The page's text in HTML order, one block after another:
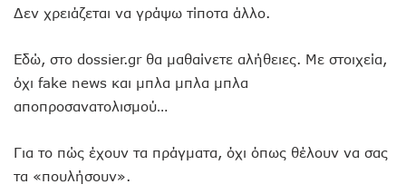
Δεν χρειάζεται να γράψω τίποτα άλλο.
Εδώ, στο dossier.gr θα μαθαίνετε αλήθειες. Με στοιχεία,
όχι fake news και μπλα μπλα μπλα
αποπροσανατολισμού…
Για το πώς έχουν τα πράγματα, όχι όπως θέλουν να σας
τα «πουλήσουν».